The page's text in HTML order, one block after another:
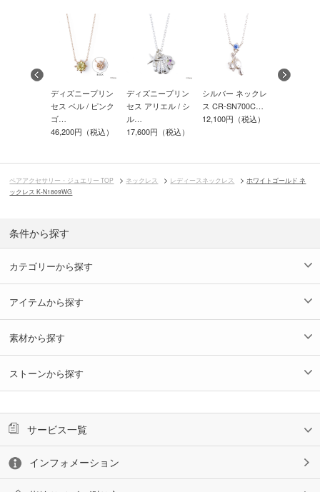
ディズニープリン
セス ベル / ピンク
ゴ…
46,200円（税込）
ディズニープリン
セス アリエル / シ
ル…
17,600円（税込）
シルバー ネックレ
ス CR-SN700C…
12,100円（税込）
ペアアクセサリー・ジュエリー TOP ネックレス レディースネックレス
ホワイトゴールド ネ
ックレス K-N1809WG
条件から探す
カテゴリーから探す
アイテムから探す
素材から探す
ストーンから探す
サービス一覧
インフォメーション